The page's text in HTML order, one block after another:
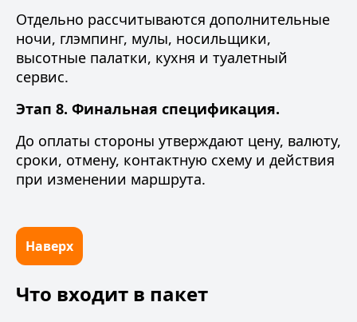
Отдельно рассчитываются дополнительные
ночи, глэмпинг, мулы, носильщики,
высотные палатки, кухня и туалетный
сервис.
Этап 8. Финальная спецификация.
До оплаты стороны утверждают цену, валюту,
сроки, отмену, контактную схему и действия
при изменении маршрута.
Наверх
Что входит в пакет